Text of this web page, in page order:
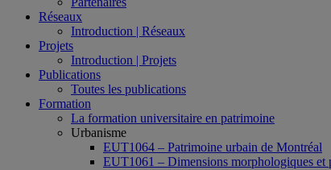
Réseaux
Introduction | Réseaux
Projets
Introduction | Projets
Publications
Toutes les publications
Formation
La formation universitaire en patrimoine
Urbanisme
EUT1064 – Patrimoine urbain de Montréal
EUT1061 – Dimensions morphologiques et